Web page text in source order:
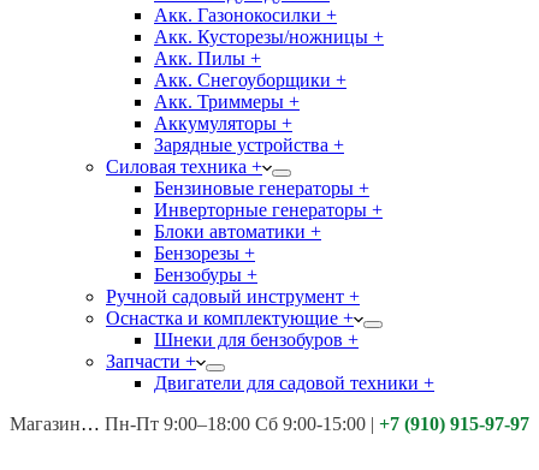
Акк. Газонокосилки +
Акк. Кусторезы/ножницы +
Акк. Пилы +
Акк. Снегоуборщики +
Акк. Триммеры +
Аккумуляторы +
Зарядные устройства +
Силовая техника +
Бензиновые генераторы +
Инверторные генераторы +
Блоки автоматики +
Бензорезы +
Бензобуры +
Ручной садовый инструмент +
Оснастка и комплектующие +
Шнеки для бензобуров +
Запчасти +
Двигатели для садовой техники +
Магазины: Калуга ул. Московская д.113
Пн-Пт 9:00–18:00 Сб 9:00-15:00 | +7 (910) 915-97-97